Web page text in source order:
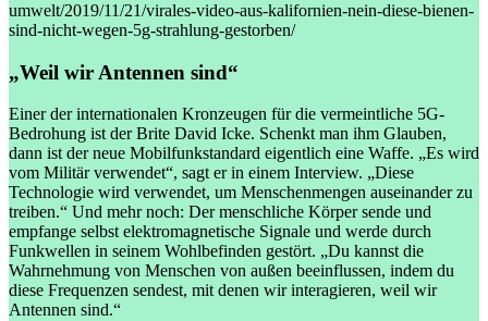
umwelt/2019/11/21/virales-video-aus-kalifornien-nein-diese-bienen-
sind-nicht-wegen-5g-strahlung-gestorben/
„Weil wir Antennen sind“
Einer der internationalen Kronzeugen für die vermeintliche 5G-
Bedrohung ist der Brite David Icke. Schenkt man ihm Glauben,
dann ist der neue Mobilfunkstandard eigentlich eine Waffe. „Es wird
vom Militär verwendet“, sagt er in einem Interview. „Diese
Technologie wird verwendet, um Menschenmengen auseinander zu
treiben.“ Und mehr noch: Der menschliche Körper sende und
empfange selbst elektromagnetische Signale und werde durch
Funkwellen in seinem Wohlbefinden gestört. „Du kannst die
Wahrnehmung von Menschen von außen beeinflussen, indem du
diese Frequenzen sendest, mit denen wir interagieren, weil wir
Antennen sind.“